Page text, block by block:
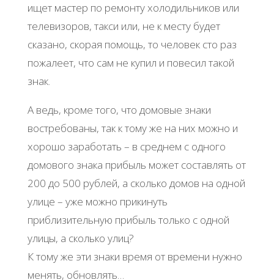
ищет мастер по ремонту холодильников или
телевизоров, такси или, не к месту будет
сказано, скорая помощь, то человек сто раз
пожалеет, что сам не купил и повесил такой
знак.
А ведь, кроме того, что домовые знаки
востребованы, так к тому же на них можно и
хорошо заработать – в среднем с одного
домового знака прибыль может составлять от
200 до 500 рублей, а сколько домов на одной
улице – уже можно прикинуть
приблизительную прибыль только с одной
улицы, а сколько улиц?
К тому же эти знаки время от времени нужно
менять, обновлять…